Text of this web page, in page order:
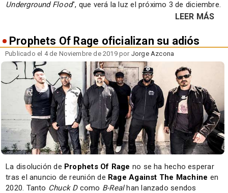
Underground Flood", que verá la luz el próximo 3 de diciembre.
LEER MÁS
Prophets Of Rage oficializan su adiós
Publicado el 4 de Noviembre de 2019 por Jorge Azcona
La disolución de Prophets Of Rage no se ha hecho esperar
tras el anuncio de reunión de Rage Against The Machine en
2020. Tanto Chuck Dcomo B-Realhan lanzado sendos